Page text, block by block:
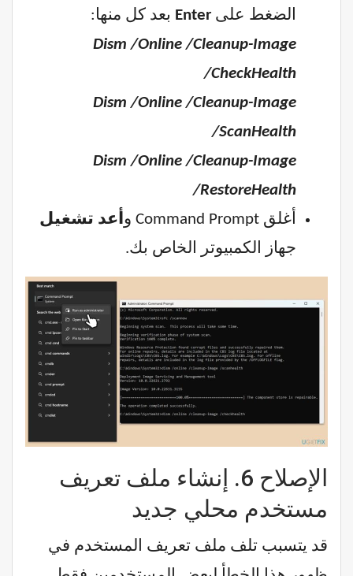
الضغط على Enter بعد كل منها:
Dism /Online /Cleanup-Image
/CheckHealth
Dism /Online /Cleanup-Image
/ScanHealth
Dism /Online /Cleanup-Image
/RestoreHealth
أغلق Command Prompt و
أعد تشغيل
جهاز الكمبيوتر الخاص بك.
الإصلاح 6. إنشاء ملف تعريف
مستخدم محلي جديد
قد يتسبب تلف ملف تعريف المستخدم في